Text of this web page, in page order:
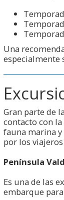
Una
especialmente
Gran parte de
contacto con
fauna marina
por los viajeros
Península
Es una de las
embarque